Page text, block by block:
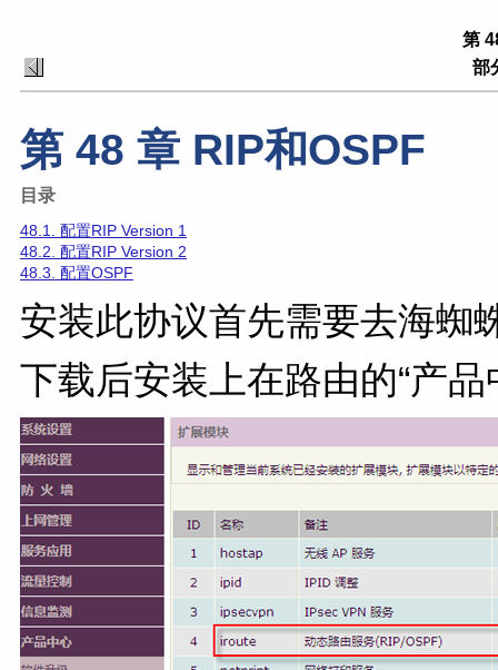
第
部
第 48 章 RIP和OSPF
目录
48.1. 配置RIP Version 1
48.2. 配置RIP Version 2
48.3. 配置OSPF
安装此协议首先需要去海蜘
下载后安装上在路由的“产品